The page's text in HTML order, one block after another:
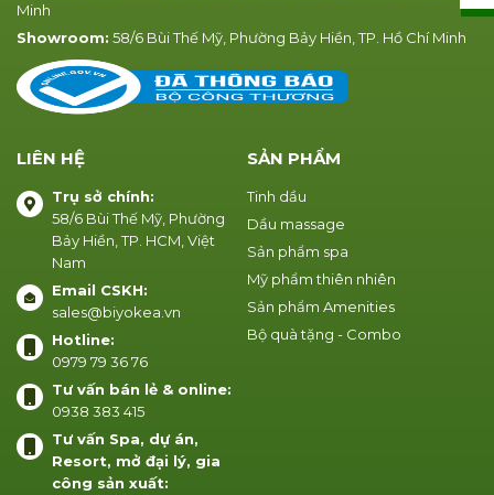
Minh
Showroom: 58/6 Bùi Thế Mỹ, Phường Bảy Hiền, TP. Hồ Chí Minh
SẢN PHẨM
Tinh dầu
Dầu massage
Sản phẩm spa
Mỹ phẩm thiên nhiên
Sản phẩm Amenities
Bộ quà tặng - Combo
LIÊN HỆ
Trụ sở chính:
58/6 Bùi Thế Mỹ, Phường
Bảy Hiền, TP. HCM, Việt
Nam
Email CSKH:
sales@biyokea.vn
Hotline:
0979 79 36 76
Tư vấn bán lẻ & online:
0938 383 415
Tư vấn Spa, dự án,
Resort, mở đại lý, gia
công sản xuất: